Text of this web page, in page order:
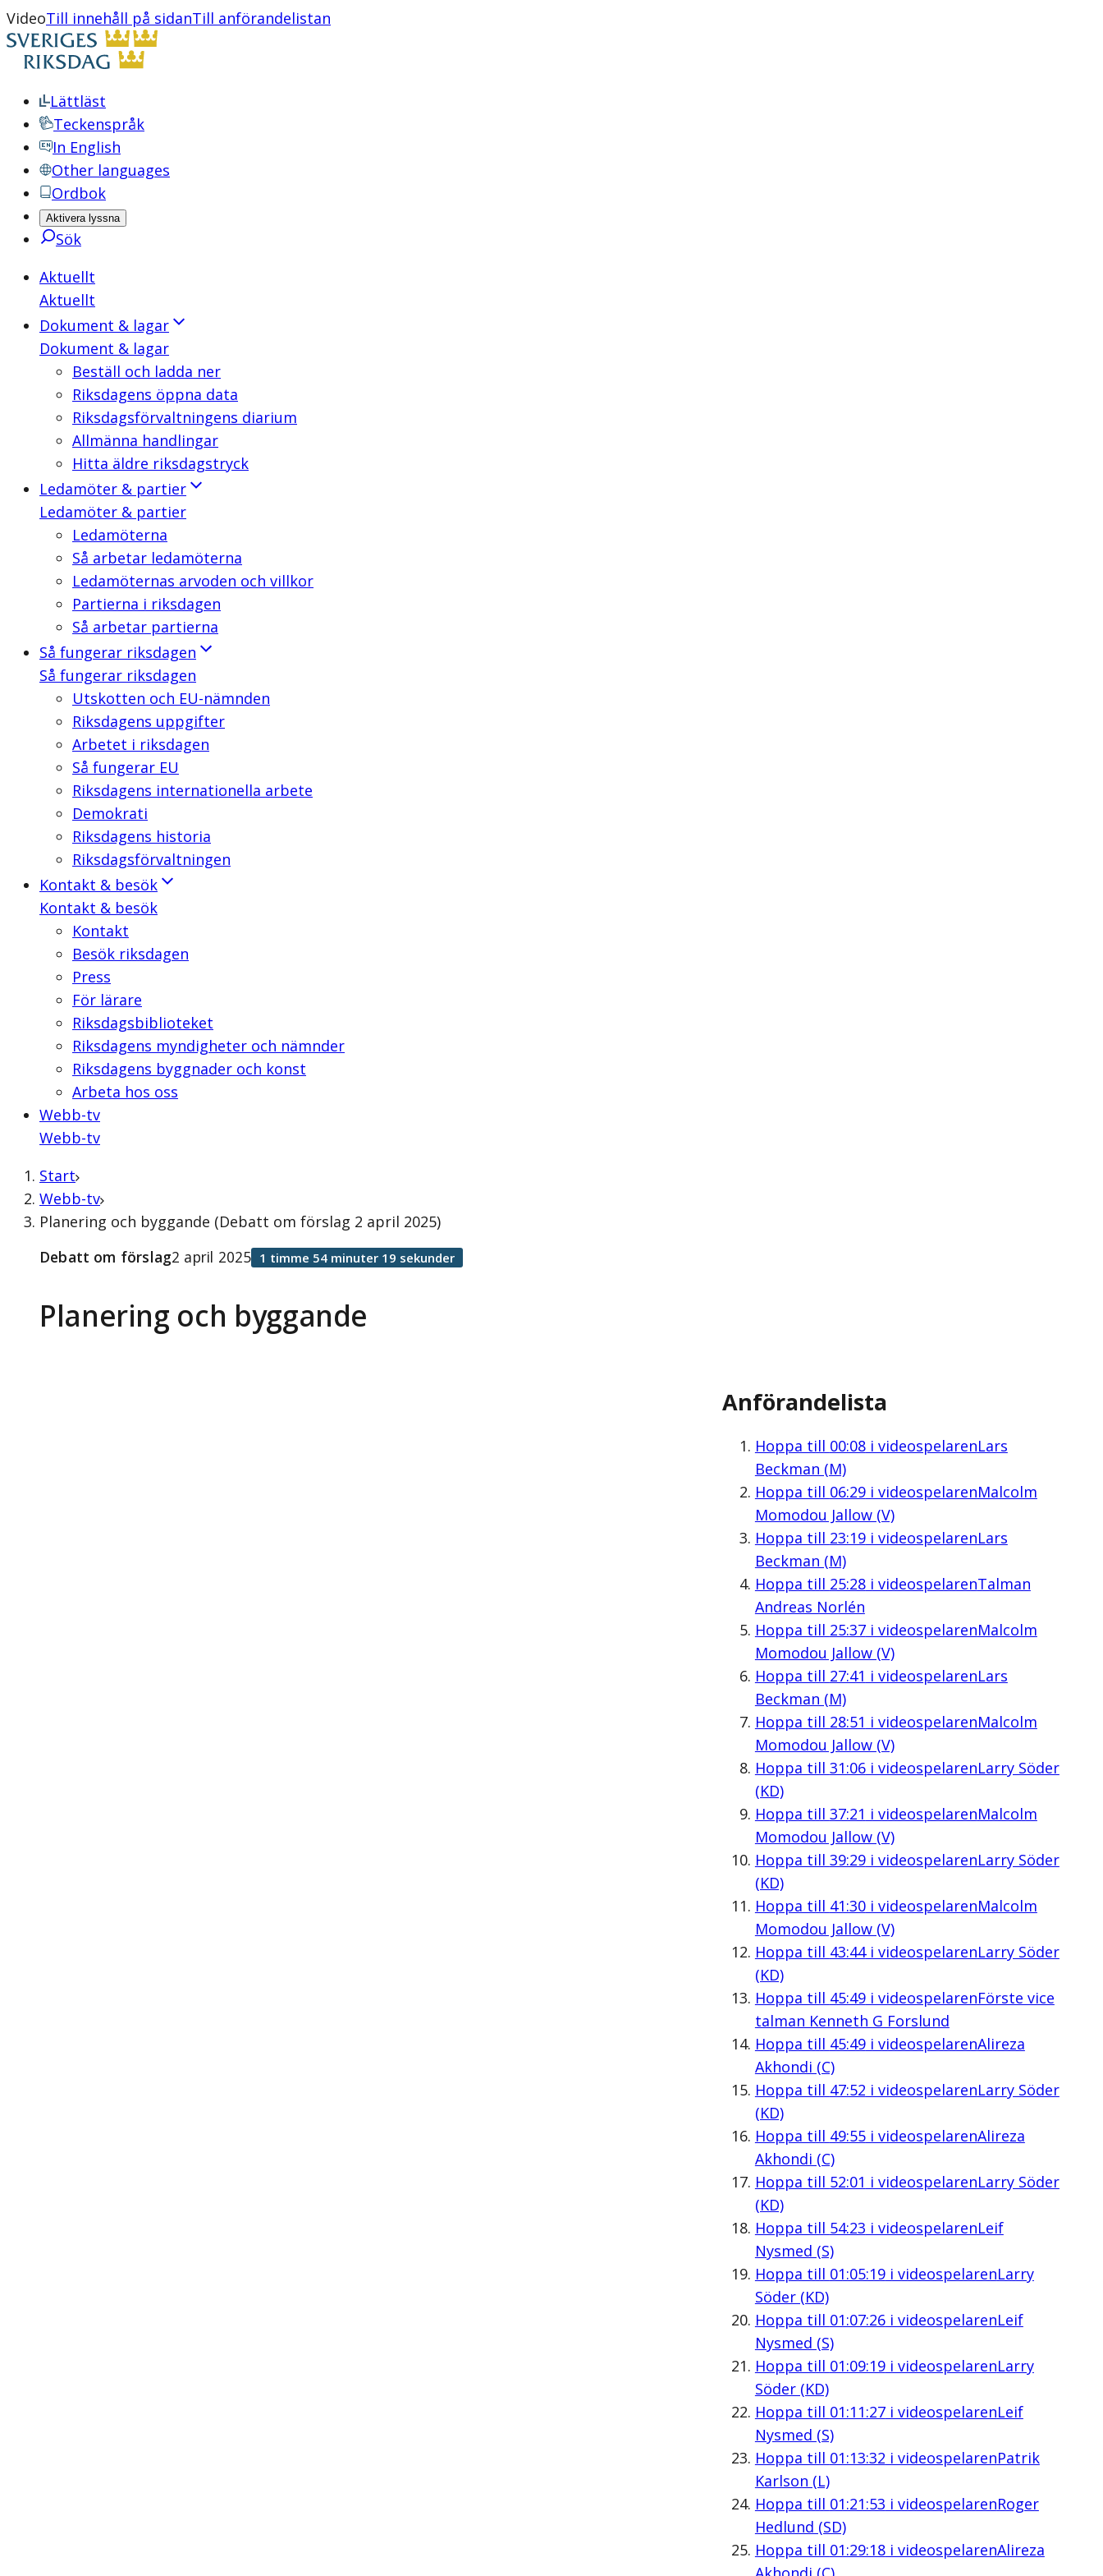
VideoTill innehåll på sidanTill anförandelistan
Lättläst
Teckenspråk
In English
Other languages
Ordbok
Aktivera lyssna
Sök
Aktuellt
Aktuellt
Dokument & lagar
Dokument & lagar
Beställ och ladda ner
Riksdagens öppna data
Riksdagsförvaltningens diarium
Allmänna handlingar
Hitta äldre riksdagstryck
Ledamöter & partier
Ledamöter & partier
Ledamöterna
Så arbetar ledamöterna
Ledamöternas arvoden och villkor
Partierna i riksdagen
Så arbetar partierna
Så fungerar riksdagen
Så fungerar riksdagen
Utskotten och EU-nämnden
Riksdagens uppgifter
Arbetet i riksdagen
Så fungerar EU
Riksdagens internationella arbete
Demokrati
Riksdagens historia
Riksdagsförvaltningen
Kontakt & besök
Kontakt & besök
Kontakt
Besök riksdagen
Press
För lärare
Riksdagsbiblioteket
Riksdagens myndigheter och nämnder
Riksdagens byggnader och konst
Arbeta hos oss
Webb-tv
Webb-tv
Start
Webb-tv
Planering och byggande (Debatt om förslag 2 april 2025)
Planering och byggande
Debatt om förslag2 april 2025 1 timme 54 minuter 19 sekunder
Anförandelista
Hoppa till 00:08i videospelarenLars
Beckman (M)
Hoppa till 06:29i videospelarenMalcolm
Momodou Jallow (V)
Hoppa till 23:19i videospelarenLars
Beckman (M)
Hoppa till 25:28i videospelarenTalman
Andreas Norlén
Hoppa till 25:37i videospelarenMalcolm
Momodou Jallow (V)
Hoppa till 27:41 i videospelarenLars
Beckman (M)
Hoppa till 28:51 i videospelarenMalcolm
Momodou Jallow (V)
Hoppa till 31:06i videospelarenLarry Söder
(KD)
Hoppa till 37:21 i videospelarenMalcolm
Momodou Jallow (V)
Hoppa till 39:29i videospelarenLarry Söder
(KD)
Hoppa till 41:30i videospelarenMalcolm
Momodou Jallow (V)
Hoppa till 43:44i videospelarenLarry Söder
(KD)
Hoppa till 45:49i videospelarenFörste vice
talman Kenneth G Forslund
Hoppa till 45:49i videospelarenAlireza
Akhondi (C)
Hoppa till 47:52 i videospelarenLarry Söder
(KD)
Hoppa till 49:55i videospelarenAlireza
Akhondi (C)
Hoppa till 52:01 i videospelarenLarry Söder
(KD)
Hoppa till 54:23 i videospelarenLeif
Nysmed (S)
Hoppa till 01:05:19i videospelarenLarry
Söder (KD)
Hoppa till 01:07:26i videospelarenLeif
Nysmed (S)
Hoppa till 01:09:19i videospelarenLarry
Söder (KD)
Hoppa till 01:11:27i videospelarenLeif
Nysmed (S)
Hoppa till 01:13:32 i videospelarenPatrik
Karlson (L)
Hoppa till 01:21:53 i videospelarenRoger
Hedlund (SD)
Hoppa till 01:29:18i videospelarenAlireza